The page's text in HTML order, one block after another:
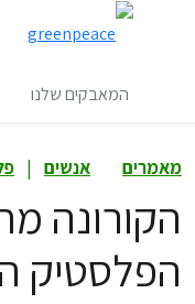
המאבקים שלנו
מאמרים אנשים |
הקורונה
הפלסטיק